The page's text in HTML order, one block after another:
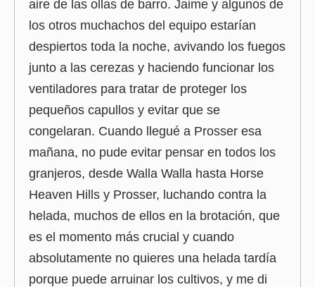
aire de las ollas de barro. Jaime y algunos de
los otros muchachos del equipo estarían
despiertos toda la noche, avivando los fuegos
junto a las cerezas y haciendo funcionar los
ventiladores para tratar de proteger los
pequeños capullos y evitar que se
congelaran. Cuando llegué a Prosser esa
mañana, no pude evitar pensar en todos los
granjeros, desde Walla Walla hasta Horse
Heaven Hills y Prosser, luchando contra la
helada, muchos de ellos en la brotación, que
es el momento más crucial y cuando
absolutamente no quieres una helada tardía
porque puede arruinar los cultivos, y me di